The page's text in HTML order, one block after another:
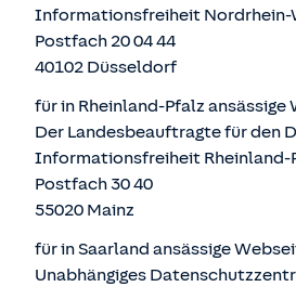
Informationsfreiheit Nordrhein-
Postfach 20 04 44
40102 Düsseldorf
für in Rheinland-Pfalz
Der Landesbeauftragte für den
Informationsfreiheit Rheinland-
Postfach 30 40
55020 Mainz
für in Saarland ansässige
Unabhängiges